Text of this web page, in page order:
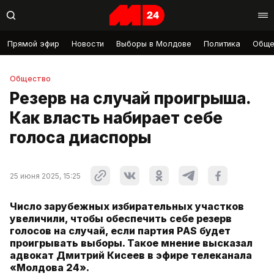
Прямой эфир Новости Выборы в Молдове Политика
Общество
Резерв на случай проигрыша.
Как власть набирает себе
голоса диаспоры
25 июня 2025, 15:25
Число зарубежных избирательных участков
увеличили, чтобы обеспечить себе резерв
голосов на случай, если партия PAS будет
проигрывать выборы. Такое мнение высказал
адвокат Дмитрий Кисеев в эфире телеканала
«Молдова 24».